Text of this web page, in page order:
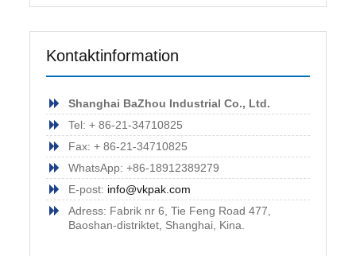
Kontaktinformation
Shanghai BaZhou Industrial Co., Ltd.
Tel: + 86-21-34710825
Fax: + 86-21-34710825
WhatsApp: +86-18912389279
E-post: info@vkpak.com
Adress: Fabrik nr 6, Tie Feng Road 477,
Baoshan-distriktet, Shanghai, Kina.